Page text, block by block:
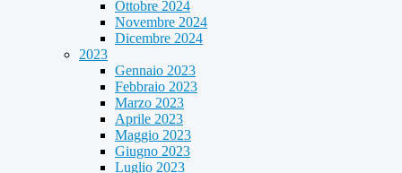
Ottobre 2024
Novembre 2024
Dicembre 2024
2023
Gennaio 2023
Febbraio 2023
Marzo 2023
Aprile 2023
Maggio 2023
Giugno 2023
Luglio 2023